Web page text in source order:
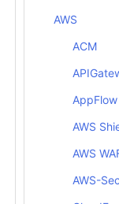
AWS
ACM
AppFlow
AWS
AWS
AWS-